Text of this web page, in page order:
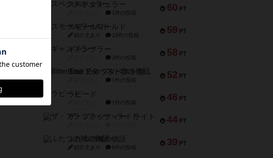
60 PT
スペクタキュラー
1件の投稿
59 PT
スモールワールド
紹介文あり 13件の投稿
58 PT
ギャンブラー
2件の投稿
52 PT
Bitter End ブタペスト救出作戦
1件の投稿
46 PT
ラピード
1件の投稿
44 PT
ザ・フラッフィー・ライト
39 PT
ふたつの城の物語
紹介文あり 6件の投稿